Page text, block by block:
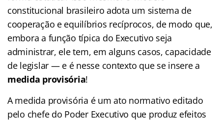
constitucional brasileiro adota um sistema de
cooperação e equilíbrios recíprocos, de modo que,
embora a função típica do Executivo seja
administrar, ele tem, em alguns casos, capacidade
de legislar — e é nesse contexto que se insere a
medida provisória!
A medida provisória é um ato normativo editado
pelo chefe do Poder Executivo que produz efeitos